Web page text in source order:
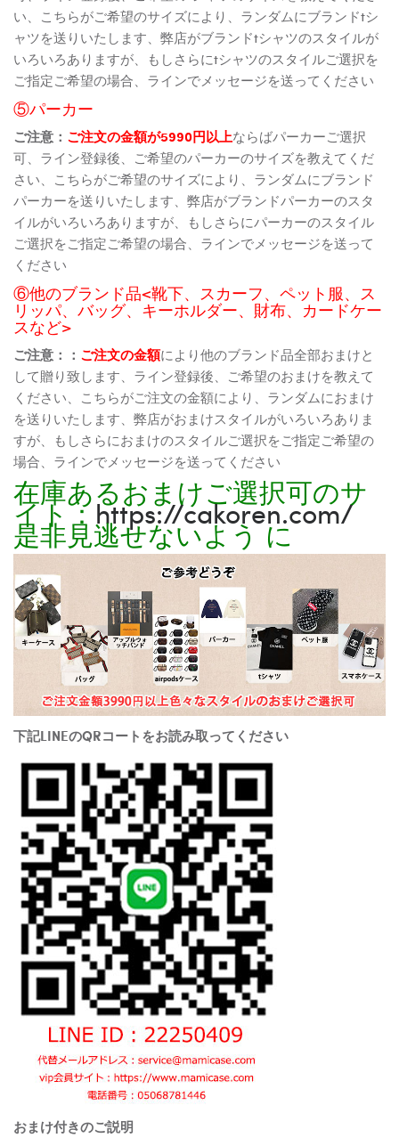
い、こちらがご希望のサイズにより、ランダムにブランドtシ
ャツを送りいたします、弊店がブランドtシャツのスタイルが
いろいろありますが、もしさらにtシャツのスタイルご選択を
ご指定ご希望の場合、ラインでメッセージを送ってください
⑤パーカー
ご注意： ご注文の金額が5990円以上ならばパーカーご選択
可、ライン登録後、ご希望のパーカーのサイズを教えてくだ
さい、こちらがご希望のサイズにより、ランダムにブランド
パーカーを送りいたします、弊店がブランドパーカーのスタ
イルがいろいろありますが、もしさらにパーカーのスタイル
ご選択をご指定ご希望の場合、ラインでメッセージを送って
ください
⑥他のブランド品<靴下、スカーフ、ペット服、ス
リッパ、バッグ、キーホルダー、財布、カードケー
スなど>
ご注意：： ご注文の金額により他のブランド品全部おまけと
して贈り致します、ライン登録後、ご希望のおまけを教えて
ください、こちらがご注文の金額により、ランダムにおまけ
を送りいたします、弊店がおまけスタイルがいろいろありま
すが、もしさらにおまけのスタイルご選択をご指定ご希望の
場合、ラインでメッセージを送ってください
在庫あるおまけご選択可のサ
イト：https://cakoren.com/
是非見逃せないよう に
下記LINEのQRコートをお読み取ってください
おまけ付きのご説明